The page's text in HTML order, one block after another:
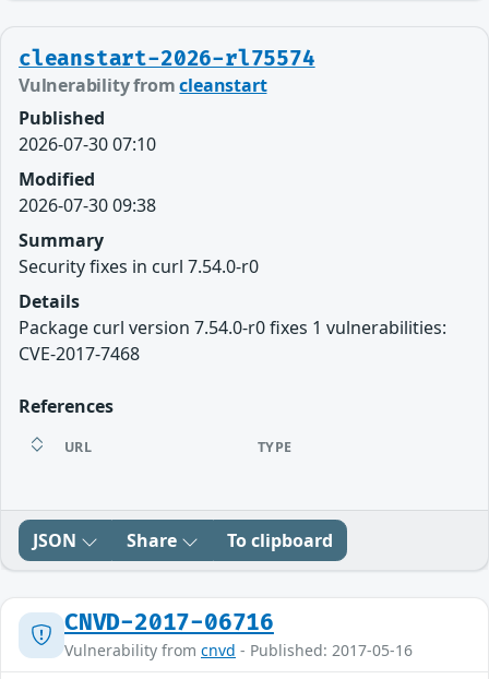
cleanstart-2026-rl75574
Vulnerability fromcleanstart
Published
2026-07-30 07:10
Modified
2026-07-30 09:38
Summary
Security fixes in curl 7.54.0-r0
Details
Package curl version 7.54.0-r0 fixes 1 vulnerabilities:
CVE-2017-7468
References
URL TYPE
JSON Share To clipboard
CNVD-2017-06716
Vulnerability from cnvd - Published: 2017-05-16